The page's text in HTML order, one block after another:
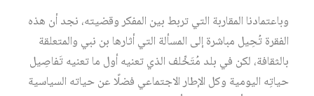
وباعتمادنا المقاربة التي تربط بين المفكر وقضيته، نجد أن هذه
الفقرة تُحِيل مباشرة إلى المسألة التي أثارها بن نبي والمتعلقة
بالثقافة، لكن في بلد مُتَخِّلف الذي تعنيه أول ما تعنيه تَفاصِيل
حياتِه اليومية وكل الإطار الاجتماعي فضلًا عن حياته السياسية